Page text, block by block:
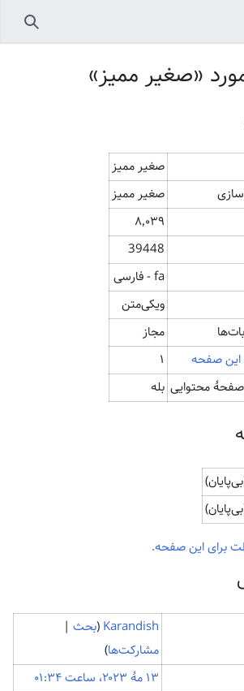
جستجو
«صغیر ممیز»
صغیر ممیز
صغیر ممیز
۸٬۰۳۹
39448
fa - فارسی
ویکی‌متن
مجاز
این صفحه
۱
محتوایی بله
برای این صفحه.
Karandish
(بحث|
مشارکت‌ها)